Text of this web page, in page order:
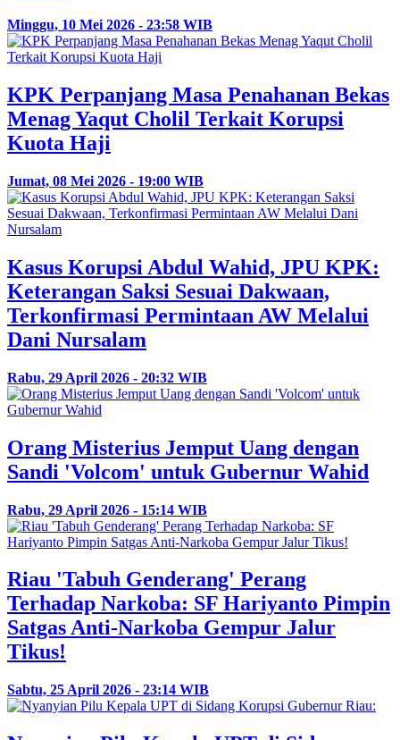
Minggu, 10 Mei 2026 - 23:58 WIB
KPK Perpanjang Masa Penahanan Bekas
Menag Yaqut Cholil Terkait Korupsi
Kuota Haji
Jumat, 08 Mei 2026 - 19:00 WIB
Kasus Korupsi Abdul Wahid, JPU KPK:
Keterangan Saksi Sesuai Dakwaan,
Terkonfirmasi Permintaan AW Melalui
Dani Nursalam
Rabu, 29 April 2026 - 20:32 WIB
Orang Misterius Jemput Uang dengan
Sandi 'Volcom' untuk Gubernur Wahid
Rabu, 29 April 2026 - 15:14 WIB
Riau 'Tabuh Genderang' Perang
Terhadap Narkoba: SF Hariyanto Pimpin
Satgas Anti-Narkoba Gempur Jalur
Tikus!
Sabtu, 25 April 2026 - 23:14 WIB